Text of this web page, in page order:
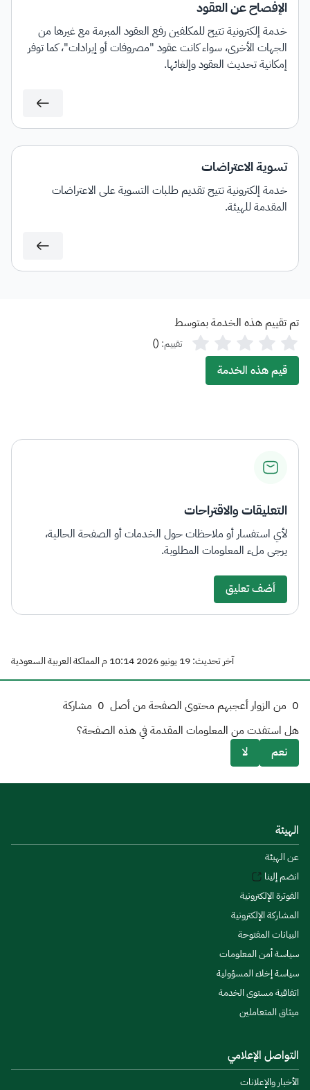
الإفصاح عن العقود
خدمة إلكترونية تتيح للمكلفين رفع العقود المبرمة مع غيرها من
الجهات الأخرى، سواء كانت عقود "مصروفات أو إيرادات"، كما توفر
إمكانية تحديث العقود وإلغائها.
تسوية الاعتراضات
خدمة إلكترونية تتيح تقديم طلبات التسوية على الاعتراضات
المقدمة للهيئة.
تم تقييم هذه الخدمة بمتوسط
تقييم: (
)
قيم هذه الخدمة
التعليقات والاقتراحات
لأي استفسار أو ملاحظات حول الخدمات أو الصفحة الحالية،
يرجى ملء المعلومات المطلوبة.
أضف تعليق
آخر تحديث: 19 يونيو 2026 10:14 م المملكة العربية السعودية
0 من الزوار أعجبهم محتوى الصفحة من أصل 0 مشاركة
هل استفدت من المعلومات المقدمة في هذه الصفحة؟
نعم
لا
الهيئة
عن الهيئة
انضم إلينا
الفوترة الإلكترونية
المشاركة الإلكترونية
البيانات المفتوحة
سياسة أمن المعلومات
سياسة إخلاء المسؤولية
اتفاقية مستوى الخدمة
ميثاق المتعاملين
التواصل الإعلامي
الأخبار والإعلانات